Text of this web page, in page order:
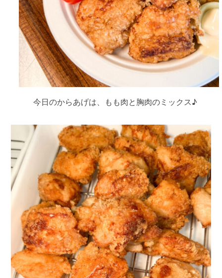
今日のからあげは、もも肉と胸肉のミックス♪